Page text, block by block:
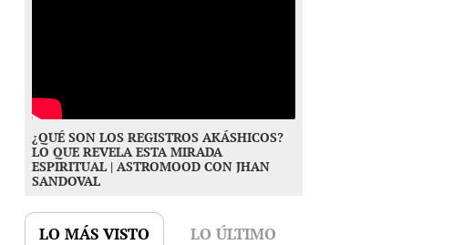
¿QUÉ SON LOS REGISTROS AKÁSHICOS?
LO QUE REVELA ESTA MIRADA
ESPIRITUAL | ASTROMOOD CON JHAN
SANDOVAL
LO MÁS VISTO LO ÚLTIMO